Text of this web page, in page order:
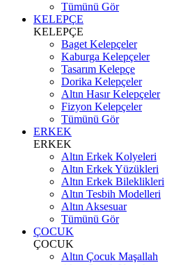
Tümünü Gör
KELEPÇE
KELEPÇE
Baget Kelepçeler
Kaburga Kelepçeler
Tasarım Kelepçe
Dorika Kelepçeler
Altın Hasır Kelepçeler
Fizyon Kelepçeler
Tümünü Gör
ERKEK
ERKEK
Altın Erkek Kolyeleri
Altın Erkek Yüzükleri
Altın Erkek Bileklikleri
Altın Tesbih Modelleri
Altın Aksesuar
Tümünü Gör
ÇOCUK
ÇOCUK
Altın Çocuk Maşallah